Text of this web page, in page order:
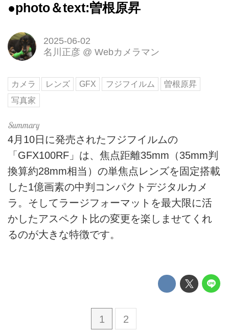
●photo＆text:曽根原昇
2025-06-02
名川正彦 @ Webカメラマン
カメラ レンズ GFX フジフイルム
曽根原昇
写真家
4月10日に発売されたフジフイルムの
「GFX100RF」は、焦点距離35mm（35mm判
換算約28mm相当）の単焦点レンズを固定搭載
した1億画素の中判コンパクトデジタルカメ
ラ。そしてラージフォーマットを最大限に活
かしたアスペクト比の変更を楽しませてくれ
るのが大きな特徴です。
1 2